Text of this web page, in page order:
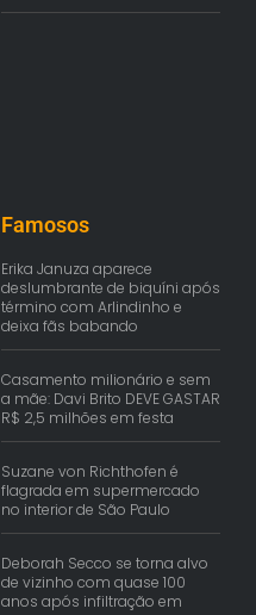
Famosos
Erika Januza aparece
deslumbrante de biquíni após
término com Arlindinho e
deixa fãs babando
Casamento milionário e sem
a mãe: Davi Brito DEVE GASTAR
R$ 2,5 milhões em festa
Suzane von Richthofen é
flagrada em supermercado
no interior de São Paulo
Deborah Secco se torna alvo
de vizinho com quase 100
anos após infiltração em